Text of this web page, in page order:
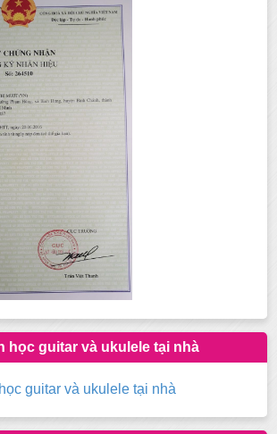
học guitar và ukulele tại nhà
guitar và ukulele tại nhà